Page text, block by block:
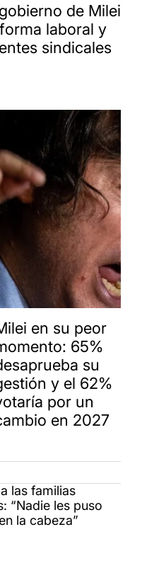
de Milei
laboral y
sindicales
en su peor
65%
su
y el 62%
por un
en 2027
las familias
“Nadie les puso
la cabeza”